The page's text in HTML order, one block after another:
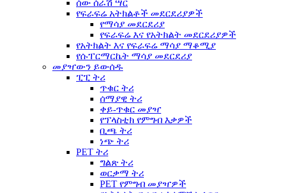
ሰው ሰራሽ ሣር
የፍራፍሬ አትክልቶች መደርደሪያዎች
የማሳያ መደርደሪያ
የፍራፍሬ እና የአትክልት መደርደሪያዎች
የአትክልት እና የፍራፍሬ ማሳያ ማቆሚያ
የሱፐርማርኬት ማሳያ መደርደሪያ
መያዣውን ይውሰዱ
ፒፒ ትሪ
ጥቁር ትሪ
ሰማያዊ ትሪ
ቀይ-ጥቁር መያዣ
የፕላስቲክ የምግብ እቃዎች
ቢጫ ትሪ
ነጭ ትሪ
PET ትሪ
ግልጽ ትሪ
ወርቃማ ትሪ
PET የምግብ መያዣዎች